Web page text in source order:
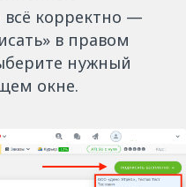
всё корректно —
в правом
нужный
окне.